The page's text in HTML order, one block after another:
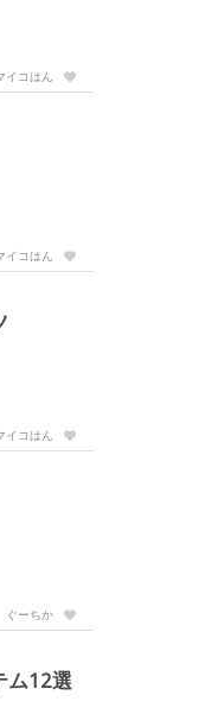
イコはん
イコはん
イコはん
ぐーちか
ム12選